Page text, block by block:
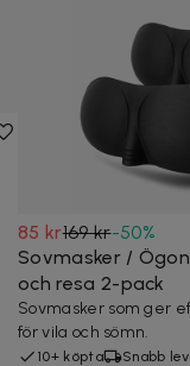
85 kr169 kr-50%
Sovmasker /
och resa 2-pack
Sovmasker som ger
för vila och sömn.
10+ köpta Snabb